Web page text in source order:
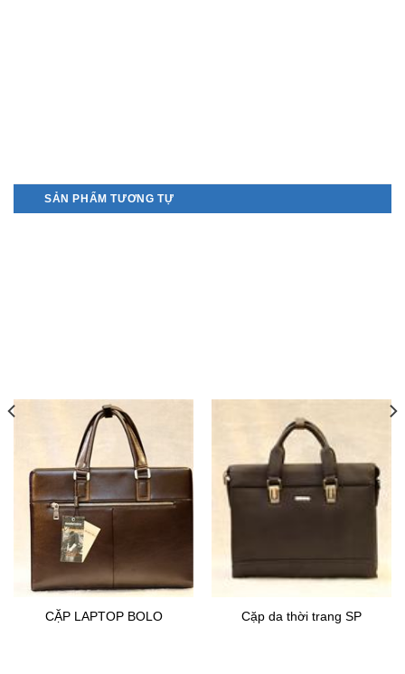
SẢN PHẨM TƯƠNG TỰ
CẶP LAPTOP BOLO Cặp da thời trang SP